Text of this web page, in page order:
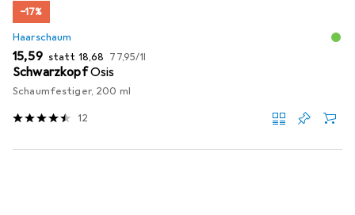
−17%
Haarschaum
EUR
15,59 statt EUR
18,68 EUR
77,95/1l
SchwarzkopfOsis
Schaumfestiger, 200 ml
12